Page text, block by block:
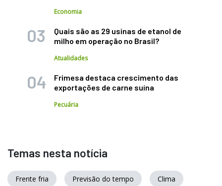
Economia
Quais são as 29 usinas de etanol de
milho em operação no Brasil?
Atualidades
Frimesa destaca crescimento das
exportações de carne suína
Pecuária
Temas nesta notícia
Frente fria Previsão do tempo Clima